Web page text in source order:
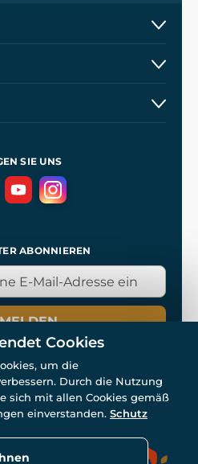
SIE UNS
ABONNIEREN
www.wulflund.de 2007-2026.
Cookies
um die
Durch die Nutzung
sich mit allen Cookies gemäß
einverstanden. Schutz